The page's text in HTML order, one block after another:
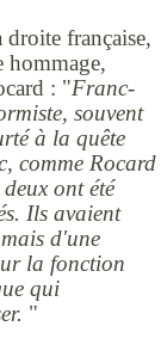
française,
hommage,
: "Franc-
souvent
à la quête
comme Rocard
ont été
Ils avaient
d'une
la fonction
qui
"